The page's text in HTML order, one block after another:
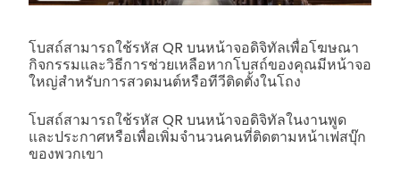
โบสถ์สามารถใช้รหัส QR บนหน้าจอดิจิทัลเพื่อโฆษณา
กิจกรรมและวิธีการช่วยเหลือหากโบสถ์ของคุณมีหน้าจอ
ใหญ่สำหรับการสวดมนต์หรือทีวีติดตั้งในโถง
โบสถ์สามารถใช้รหัส QR บนหน้าจอดิจิทัลในงานพูด
และประกาศหรือเพื่อเพิ่มจำนวนคนที่ติดตามหน้าเฟสบุ๊ก
ของพวกเขา